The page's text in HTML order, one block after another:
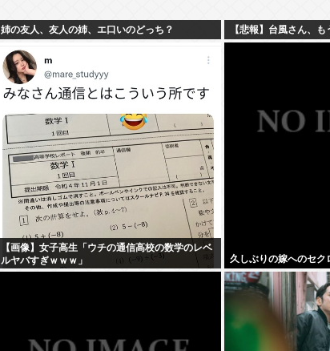
姉の友人、友人の姉、エ口いのどっち？ 【悲報】台風さん、
【画像】女子高生「ウチの通信高校の数学のレベ
ルヤバすぎｗｗｗ」
久しぶりの嫁へのセク